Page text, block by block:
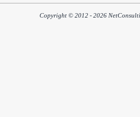
Copyright © 2012 - 2026